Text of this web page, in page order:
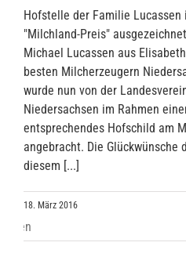
Hofstelle der Familie
"Milchland-Preis"
Michael Lucassen aus
besten Milcherzeugern
wurde nun von der
Niedersachsen im Rahmen
entsprechendes Hofschild am
angebracht. Die Glückwünsche
diesem [...]
18. März 2016